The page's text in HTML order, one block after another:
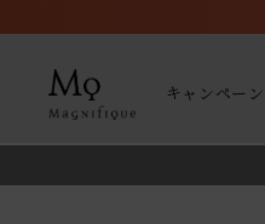
キャンペーン